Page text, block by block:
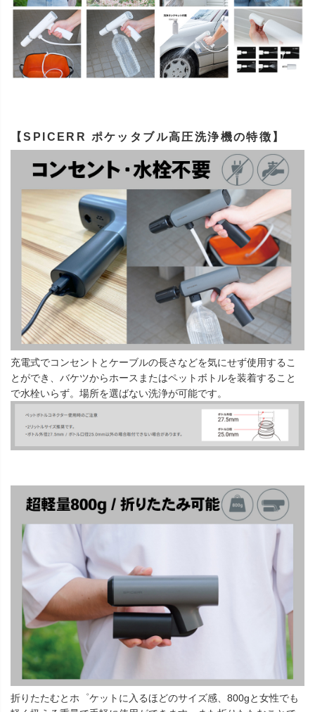
【SPICERR ポケッタブル高圧洗浄機の特徴】
充電式でコンセントとケーブルの長さなどを気にせず使用するこ
とができ、バケツからホースまたはペットボトルを装着すること
で水栓いらず。場所を選ばない洗浄が可能です。
折りたたむとホ゜ケットに入るほどのサイズ感、800gと女性でも